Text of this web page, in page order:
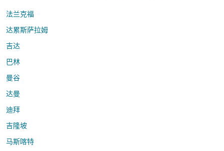
法兰克福
达累斯萨拉姆
吉达
巴林
曼谷
达曼
迪拜
吉隆坡
马斯喀特